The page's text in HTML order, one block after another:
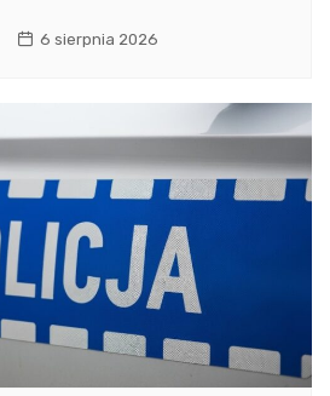
6 sierpnia 2026